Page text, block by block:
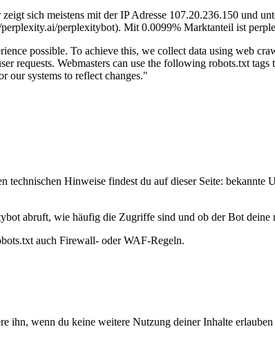
zeigt sich meistens mit der IP Adresse 107.20.236.150 und
perplexitybot). Mit 0.0099% Marktanteil ist
possible. To achieve this, we collect data using web
requests. Webmasters can use the following robots.txt
our systems to reflect changes."
Hinweise findest du auf dieser Seite: bekannte
abruft, wie häufig die Zugriffe sind und ob der Bot deine
auch Firewall- oder WAF-Regeln.
wenn du keine weitere Nutzung deiner Inhalte